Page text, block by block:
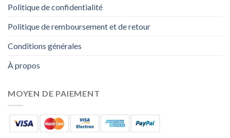
Politique de confidentialité
Politique de remboursement et de retour
Conditions générales
À propos
MOYEN DE PAIEMENT